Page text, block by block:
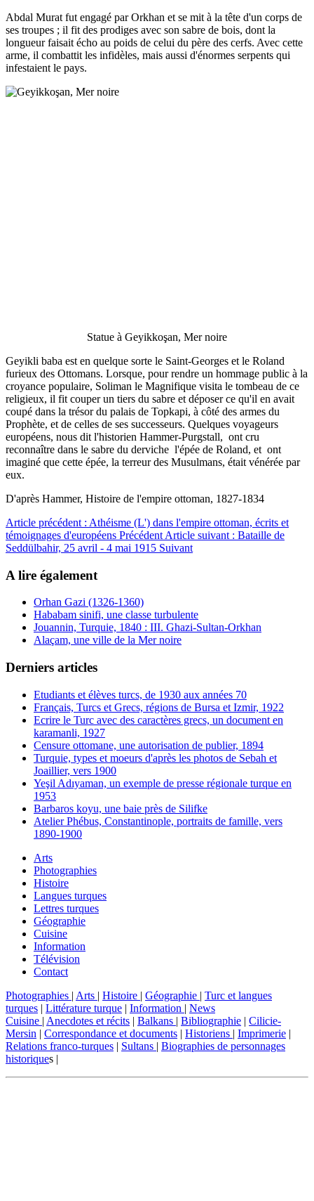
Abdal Murat fut engagé par Orkhan et se mit à la tête d'un corps de
ses troupes ; il fit des prodiges avec son sabre de bois, dont la
longueur faisait écho au poids de celui du père des cerfs. Avec cette
arme, il combattit les infidèles, mais aussi d'énormes serpents qui
infestaient le pays.
Statue à Geyikkoşan, Mer noire
Geyikli baba est en quelque sorte le Saint-Georges et le Roland
furieux des Ottomans. Lorsque, pour rendre un hommage public à la
croyance populaire, Soliman le Magnifique visita le tombeau de ce
religieux, il fit couper un tiers du sabre et déposer ce qu'il en avait
coupé dans la trésor du palais de Topkapi, à côté des armes du
Prophète, et de celles de ses successeurs. Quelques voyageurs
européens, nous dit l'historien Hammer-Purgstall, ont cru
reconnaître dans le sabre du derviche l'épée de Roland, et ont
imaginé que cette épée, la terreur des Musulmans, était vénérée par
eux.
D'après Hammer, Histoire de l'empire ottoman, 1827-1834
Article précédent : Athéisme (L') dans l'empire ottoman, écrits et
témoignages d'européens Précédent Article suivant : Bataille de
Seddülbahir, 25 avril - 4 mai 1915 Suivant
A lire également
Orhan Gazi (1326-1360)
Hababam sinifi, une classe turbulente
Jouannin, Turquie, 1840 : III. Ghazi-Sultan-Orkhan
Alaçam, une ville de la Mer noire
Derniers articles
Etudiants et élèves turcs, de 1930 aux années 70
Français, Turcs et Grecs, régions de Bursa et Izmir, 1922
Ecrire le Turc avec des caractères grecs, un document en
karamanli, 1927
Censure ottomane, une autorisation de publier, 1894
Turquie, types et moeurs d'après les photos de Sebah et
Joaillier, vers 1900
Yeşil Adıyaman, un exemple de presse régionale turque en
1953
Barbaros koyu, une baie près de Silifke
Atelier Phébus, Constantinople, portraits de famille, vers
1890-1900
Arts
Photographies
Histoire
Langues turques
Lettres turques
Géographie
Cuisine
Information
Télévision
Contact
Photographies | Arts | Histoire | Géographie | Turc et langues
turques | Littérature turque | Information | News
Cuisine | Anecdotes et récits | Balkans | Bibliographie | Cilicie-
Mersin | Correspondance et documents | Historiens | Imprimerie |
Relations franco-turques | Sultans | Biographies de personnages
historiques |